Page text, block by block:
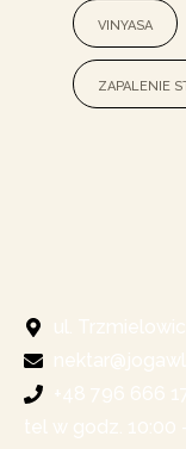
vinyasa
zapalenie